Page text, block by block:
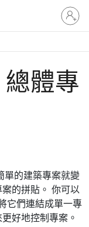
登
入
您
戶
體專
單的建築專案就變
的拼貼。 你可以
它們連結成單一專
好地控制專案。